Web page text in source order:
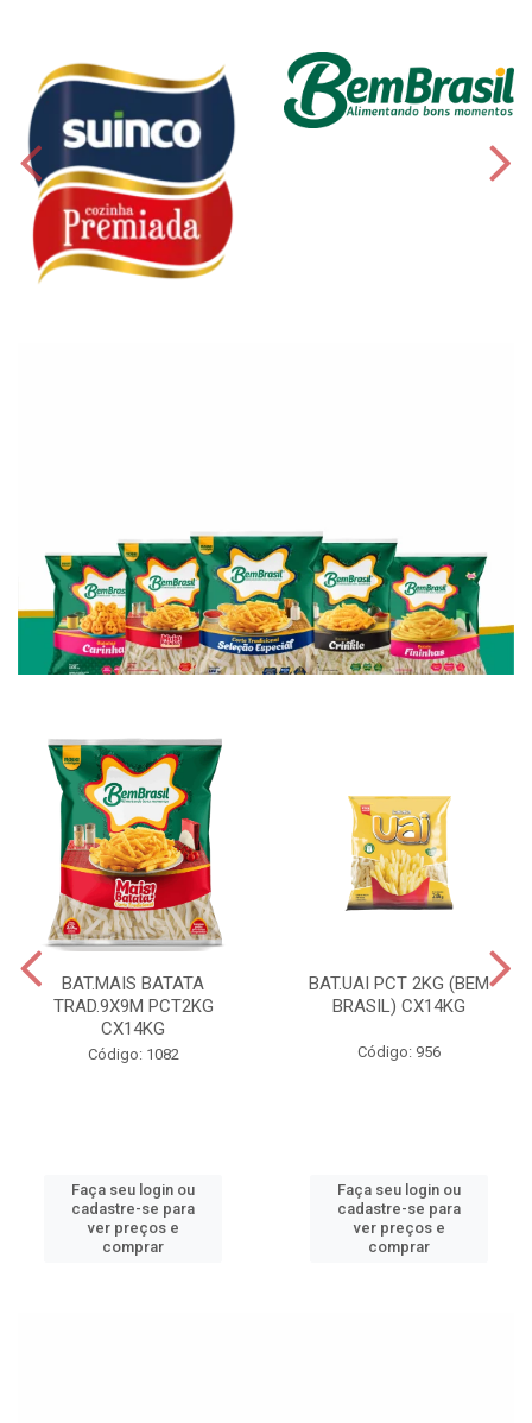
BAT.MAIS BATATA
TRAD.9X9M PCT2KG
CX14KG
Código: 1082
Faça seu login ou
cadastre-se para
ver preços e
comprar
BAT.UAI PCT 2KG (BEM
BRASIL) CX14KG
Código: 956
Faça seu login ou
cadastre-se para
ver preços e
comprar